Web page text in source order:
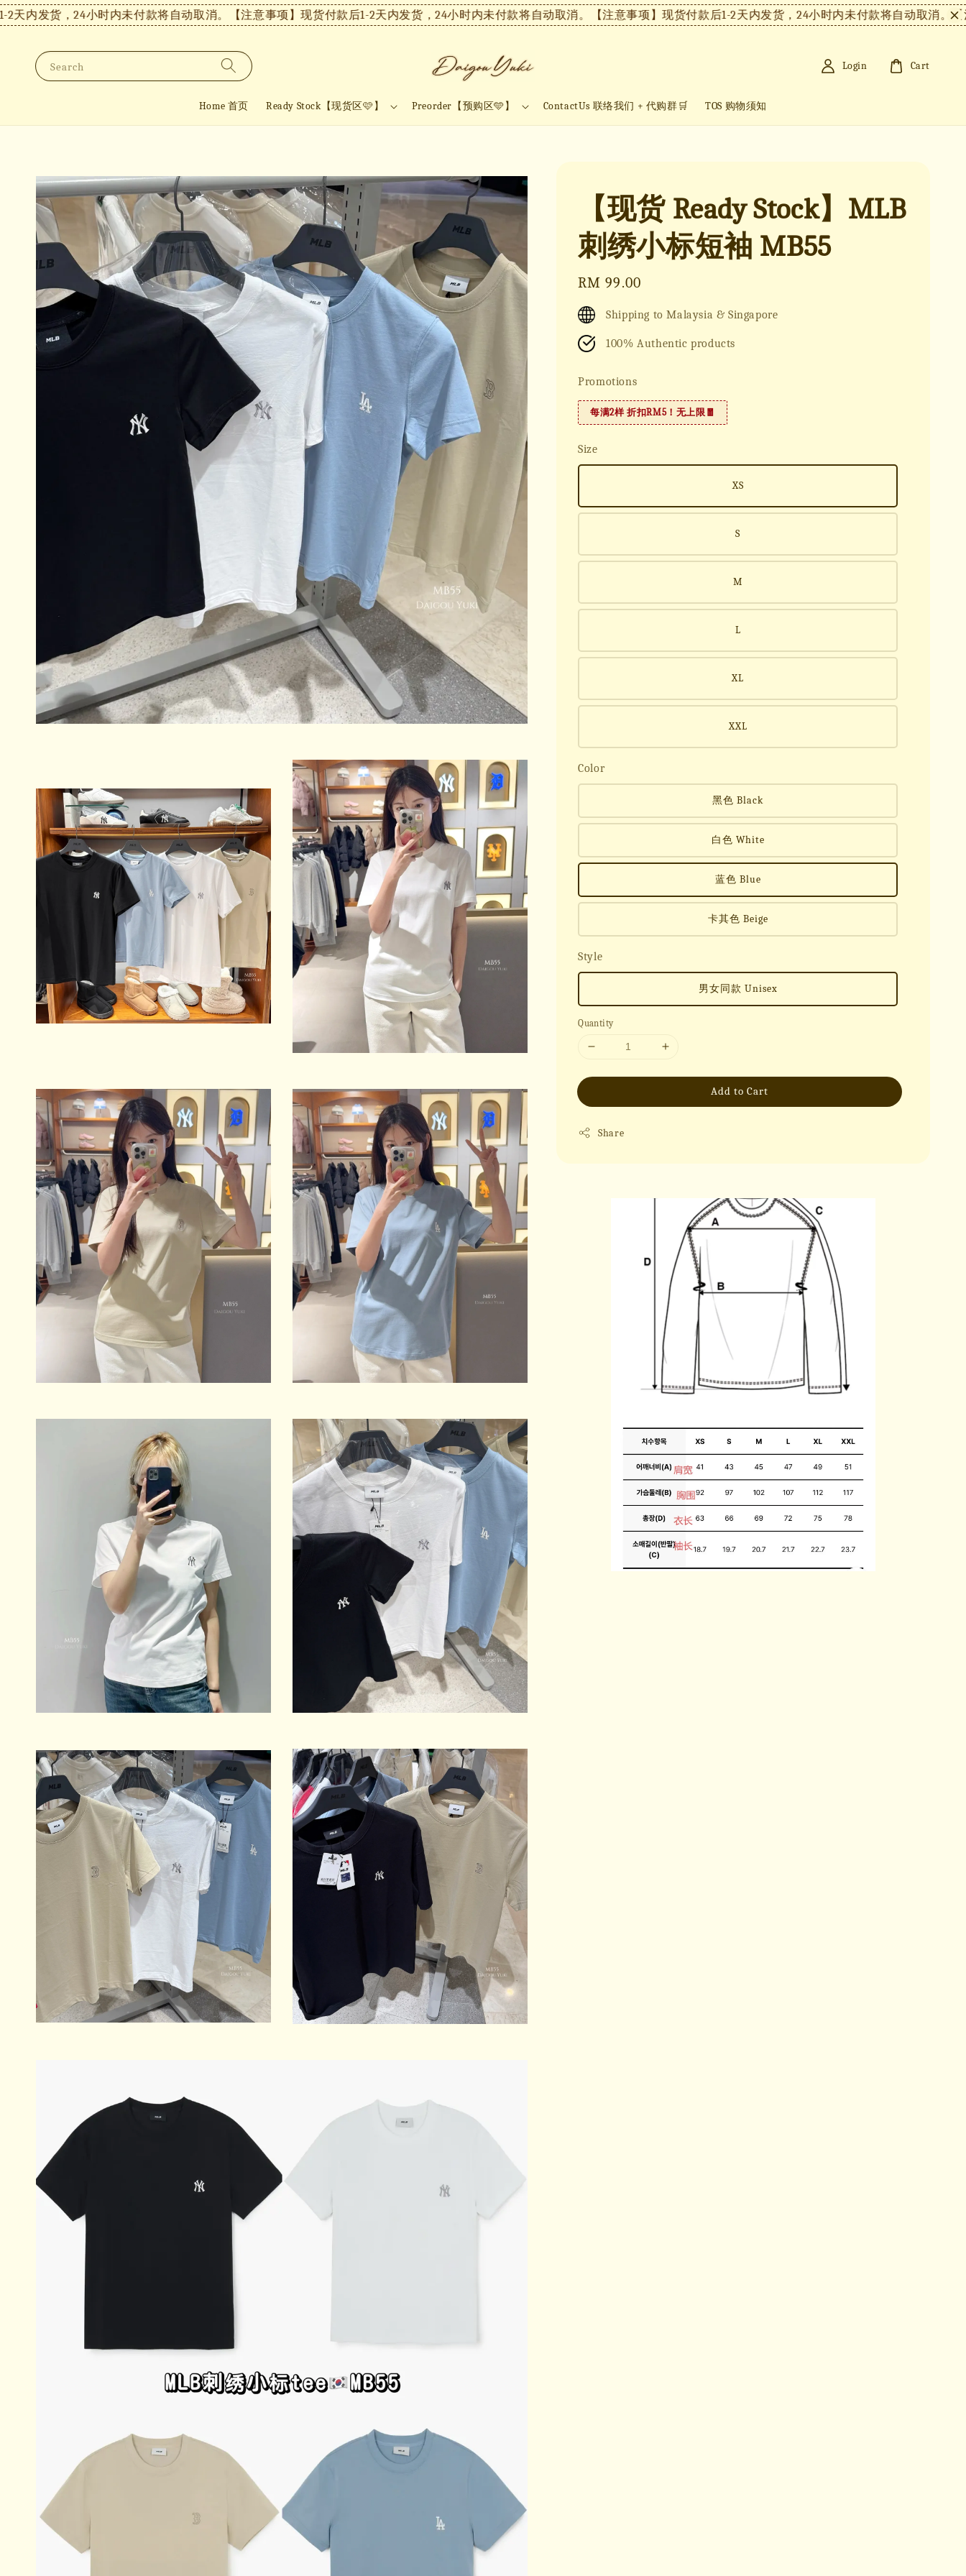
货，24小时内未付款将自动取消。【注意事项】现货付款后1-2天内发货，24小时内未付款将自动取消。【注意事项】现货付款后1-2天内发货，24小时内未付款将自动取消。【注意事
Search
Home 首页 Ready Stock【现货区🩷】 Preorder【预购区🩵】 ContactUs 联络我们 + 代购群🛒 TOS 购物须知
Login Cart
【现货 Ready Stock】MLB
刺绣小标短袖 MB55
Regular
price
RM 99.00
Shipping to Malaysia & Singapore
100% Authentic products
Promotions
每满2样 折扣RM5！无上限🧧
Size
XS
S
M
L
XL
XXL
Color
黑色 Black
白色 White
蓝色 Blue
卡其色 Beige
Style
男女同款 Unisex
Quantity
Add to Cart
Share